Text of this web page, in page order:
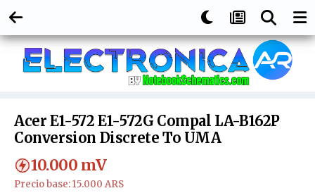
Acer E1-572 E1-572G Compal LA-B162P
Conversion Discrete To UMA
10.000 mV
Precio base: 15.000 ARS